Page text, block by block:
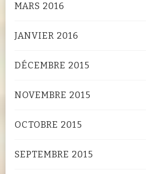
MARS 2016
JANVIER 2016
DÉCEMBRE 2015
NOVEMBRE 2015
OCTOBRE 2015
SEPTEMBRE 2015